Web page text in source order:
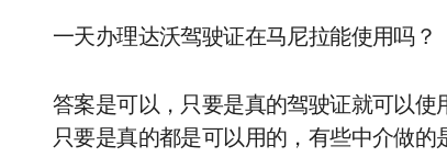
一天办理达沃驾驶证在马尼拉能使用吗？
答案是可以，只要是真的驾驶证就可以
只要是真的都是可以用的，有些中介做